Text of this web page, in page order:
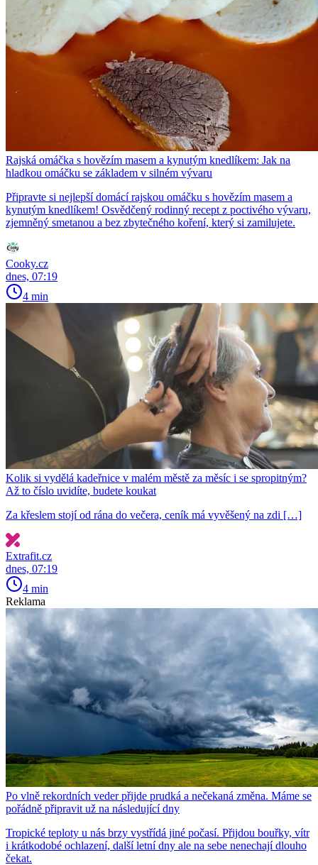
Rajská omáčka s hovězím masem a kynutým knedlíkem: Jak na
hladkou omáčku se základem v silném vývaru
Připravte si nejlepší domácí rajskou omáčku s hovězím masem a
kynutým knedlíkem! Osvědčený rodinný recept z poctivého vývaru,
zjemněný smetanou a bez zbytečného koření, který si zamilujete.
Cooky.cz
dnes, 07:19
4 min
Kolik si vydělá kadeřnice v malém městě za měsíc i se spropitným?
Až to číslo uvidíte, budete koukat
Za křeslem stojí od rána do večera, ceník má vyvěšený na zdi […]
Extrafit.cz
dnes, 07:19
4 min
Reklama
Po vlně rekordních veder přijde prudká a nečekaná změna. Máme se
pořádně připravit už na následující dny
Tropické teploty u nás brzy vystřídá jiné počasí. Přijdou bouřky, vítr
i krátkodobé ochlazení, další letní dny ale na sebe nenechají dlouho
čekat.